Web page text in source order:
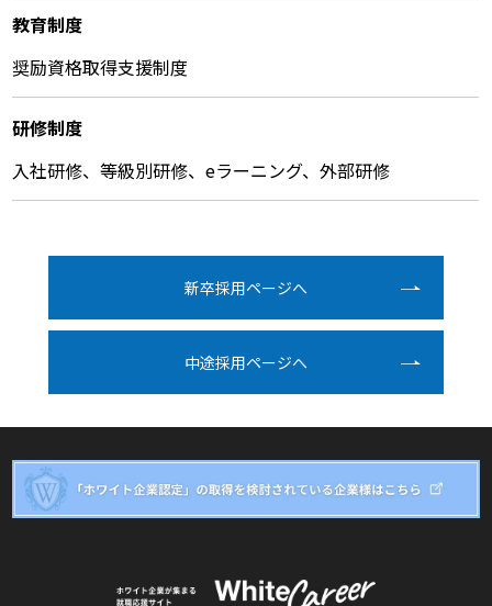
教育制度
奨励資格取得支援制度
研修制度
入社研修、等級別研修、eラーニング、外部研修
新卒採⽤ページへ
中途採⽤ページへ